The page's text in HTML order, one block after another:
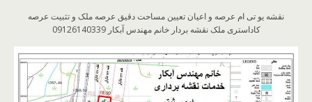
نقشه یو تی ام عرصه و اعیان تعیین مساحت دقیق عرصه ملک و تثبیت عرصه
کاداستری ملک نقشه بردار خانم مهندس آبکار 09126140339